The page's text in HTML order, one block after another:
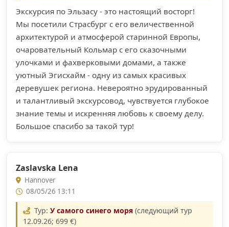
Экскурсия по Эльзасу - это настоящий восторг!
Мы посетили Страсбург с его величественной
архитектурой и атмосферой старинной Европы,
очаровательный Кольмар с его сказочными
улочками и фахверковыми домами, а также
уютный Эгисхайм - одну из самых красивых
деревушек региона. Невероятно эрудированный
и талантливый экскурсовод, чувствуется глубокое
знание темы и искренняя любовь к своему делу.
Большое спасибо за такой тур!
Zaslavska Lena
Hannover
08/05/26 13:11
Тур: У самого синего моря(следующий тур
12.09.26; 699 €)